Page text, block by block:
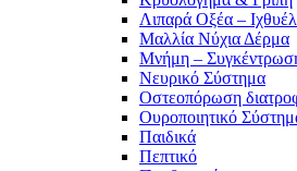
Λιπαρά Οξέα –
Μαλλία Νύχια Δέρμα
Μνήμη –
Νευρικό Σύστημα
Οστεοπόρωση
Ουροποιητικό
Παιδικά
Πεπτικό